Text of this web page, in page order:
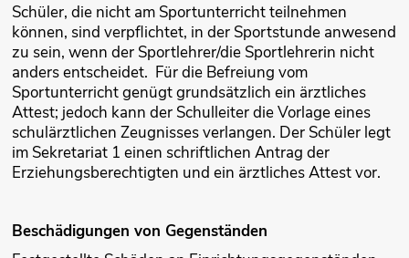
Schüler, die nicht am Sportunterricht teilnehmen
können, sind verpflichtet, in der Sportstunde anwesend
zu sein, wenn der Sportlehrer/die Sportlehrerin nicht
anders entscheidet. Für die Befreiung vom
Sportunterricht genügt grundsätzlich ein ärztliches
Attest; jedoch kann der Schulleiter die Vorlage eines
schulärztlichen Zeugnisses verlangen. Der Schüler legt
im Sekretariat 1 einen schriftlichen Antrag der
Erziehungsberechtigten und ein ärztliches Attest vor.
Beschädigungen von Gegenständen